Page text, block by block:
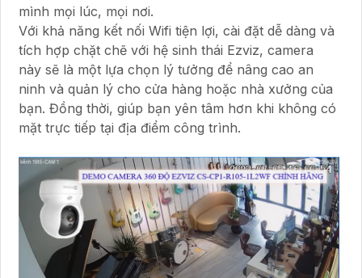
mình mọi lúc, mọi nơi.
Với khả năng kết nối Wifi tiện lợi, cài đặt dễ dàng và
tích hợp chặt chẽ với hệ sinh thái Ezviz, camera
này sẽ là một lựa chọn lý tưởng để nâng cao an
ninh và quản lý cho cửa hàng hoặc nhà xưởng của
bạn. Đồng thời, giúp bạn yên tâm hơn khi không có
mặt trực tiếp tại địa điểm công trình.